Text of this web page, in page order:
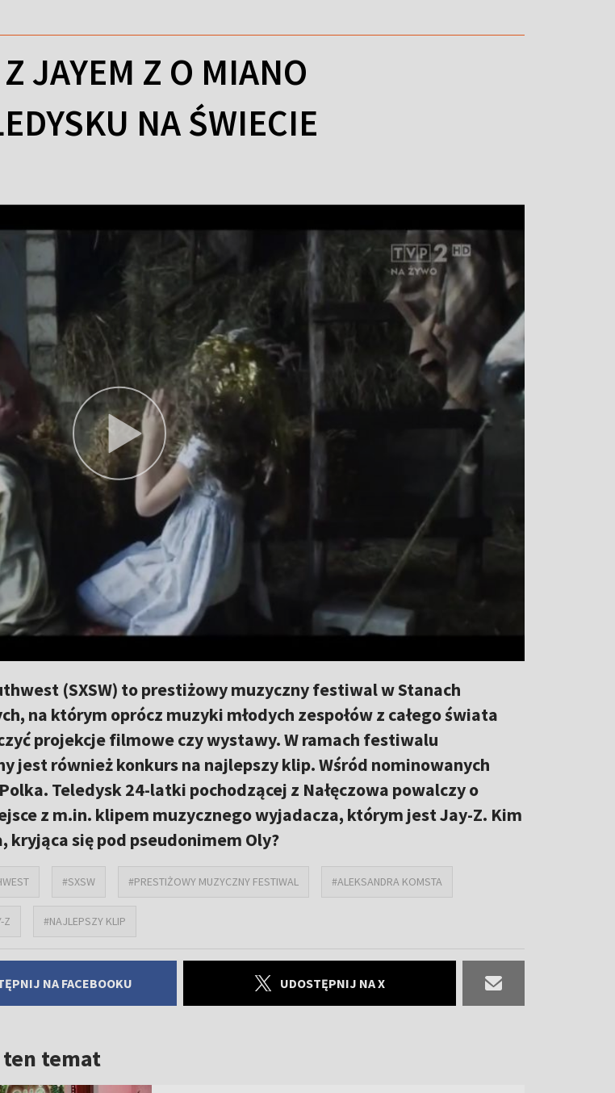
JAYEM Z O MIANO
NA ŚWIECIE
(SXSW) to prestiżowy muzyczny festiwal w Stanach
na którym oprócz muzyki młodych zespołów z całego świata
projekcje filmowe czy wystawy. W ramach festiwalu
jest również konkurs na najlepszy klip. Wśród nominowanych
Teledysk 24-latki pochodzącej z Nałęczowa powalczy o
z m.in. klipem muzycznego wyjadacza, którym jest Jay-Z. Kim
kryjąca się pod pseudonimem Oly?
#SXSW #PRESTIŻOWY MUZYCZNY FESTIWAL #ALEKSANDRA KOMSTA
Z #NAJLEPSZY KLIP
NA FACEBOOKU UDOSTĘPNIJ NA X
ten temat